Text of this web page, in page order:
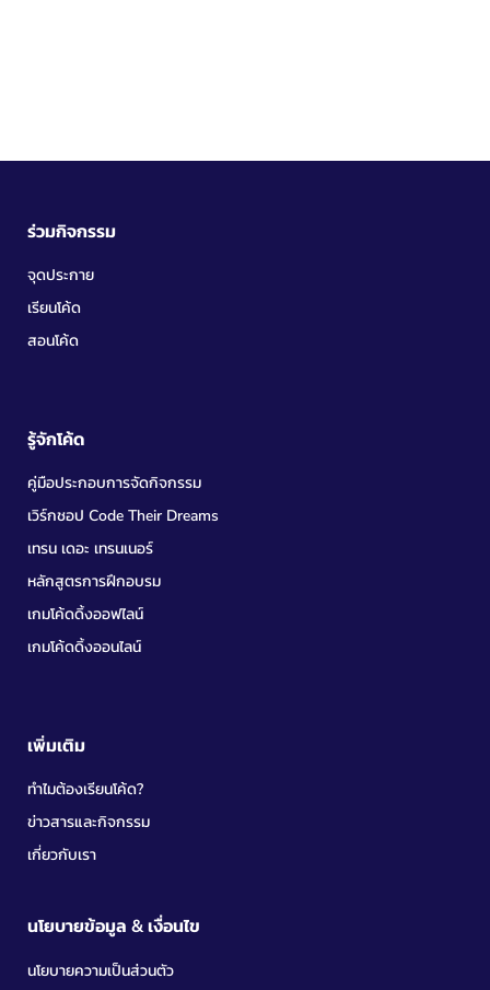
ร่วมกิจกรรม
จุดประกาย
เรียนโค้ด
สอนโค้ด
รู้จักโค้ด
คู่มือประกอบการจัดกิจกรรม
เวิร์กชอป Code Their Dreams
เทรน เดอะ เทรนเนอร์
หลักสูตรการฝึกอบรม
เกมโค้ดดิ้งออฟไลน์
เกมโค้ดดิ้งออนไลน์
เพิ่มเติม
ทำไมต้องเรียนโค้ด?
ข่าวสารและกิจกรรม
เกี่ยวกับเรา
นโยบายข้อมูล & เงื่อนไข
นโยบายความเป็นส่วนตัว